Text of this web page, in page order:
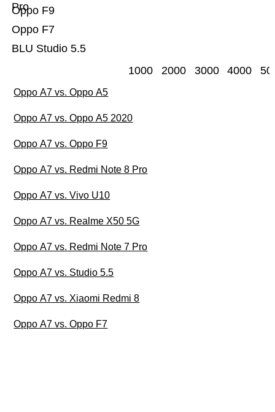
BLU Studio 5.5
Oppo F7
Oppo F9
Pro
1000 2000 3000 4000
Oppo A7 vs. Oppo A5
Oppo A7 vs. Oppo A5 2020
Oppo A7 vs. Oppo F9
Oppo A7 vs. Redmi Note 8 Pro
Oppo A7 vs. Vivo U10
Oppo A7 vs. Realme X50 5G
Oppo A7 vs. Redmi Note 7 Pro
Oppo A7 vs. Studio 5.5
Oppo A7 vs. Xiaomi Redmi 8
Oppo A7 vs. Oppo F7